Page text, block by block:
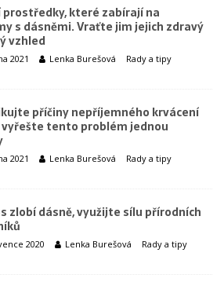
prostředky, které zabírají na
s dásněmi. Vraťte jim jejich zdravý
vzhled
2021 Lenka Burešová Rady a tipy
příčiny nepříjemného krvácení
vyřešte tento problém jednou
2021 Lenka Burešová Rady a tipy
zlobí dásně, využijte sílu přírodních
2020 Lenka Burešová Rady a tipy